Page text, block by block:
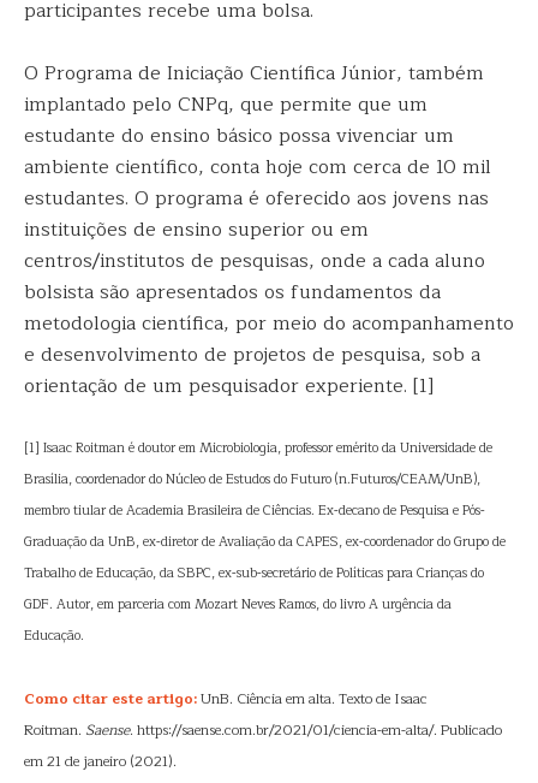
participantes recebe uma bolsa.
O Programa de Iniciação Científica Júnior, também
implantado pelo CNPq, que permite que um
estudante do ensino básico possa vivenciar um
ambiente científico, conta hoje com cerca de 10 mil
estudantes. O programa é oferecido aos jovens nas
instituições de ensino superior ou em
centros/institutos de pesquisas, onde a cada aluno
bolsista são apresentados os fundamentos da
metodologia científica, por meio do acompanhamento
e desenvolvimento de projetos de pesquisa, sob a
orientação de um pesquisador experiente. [1]
[1] Isaac Roitman é doutor em Microbiologia, professor emérito da Universidade de
Brasília, coordenador do Núcleo de Estudos do Futuro (n.Futuros/CEAM/UnB),
membro tiular de Academia Brasileira de Ciências. Ex-decano de Pesquisa e Pós-
Graduação da UnB, ex-diretor de Avaliação da CAPES, ex-coordenador do Grupo de
Trabalho de Educação, da SBPC, ex-sub-secretário de Políticas para Crianças do
GDF. Autor, em parceria com Mozart Neves Ramos, do livro A urgência da
Educação.
Como citar este artigo:UnB. Ciência em alta. Texto de Isaac
Roitman. Saense. https://saense.com.br/2021/01/ciencia-em-alta/. Publicado
em 21 de janeiro (2021).